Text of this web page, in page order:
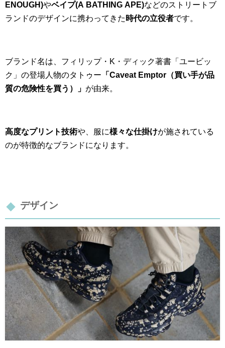
ENOUGH)やベイプ(A BATHING APE)などのストリートブ
ランドのデザインに携わってきた 時代の立役者です。
ブランド名は、フィリップ・K・ディック著書「ユービッ
ク」の登場人物のタトゥー 「 Caveat Emptor（買い手が品
質の危険性を買う）」 が由来。
高度なプリント技術や、服に様々な仕掛けが施されている
のが特徴的なブランドになります。
デザイン